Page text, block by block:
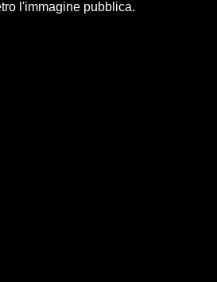
l'immagine pubblica.